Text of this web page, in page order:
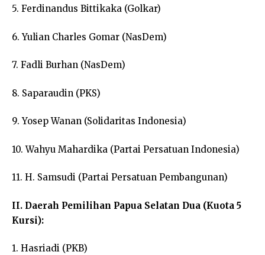
5. Ferdinandus Bittikaka (Golkar)
6. Yulian Charles Gomar (NasDem)
7. Fadli Burhan (NasDem)
8. Saparaudin (PKS)
9. Yosep Wanan (Solidaritas Indonesia)
10. Wahyu Mahardika (Partai Persatuan Indonesia)
11. H. Samsudi (Partai Persatuan Pembangunan)
II. Daerah Pemilihan Papua Selatan Dua (Kuota 5
Kursi):
1. Hasriadi (PKB)